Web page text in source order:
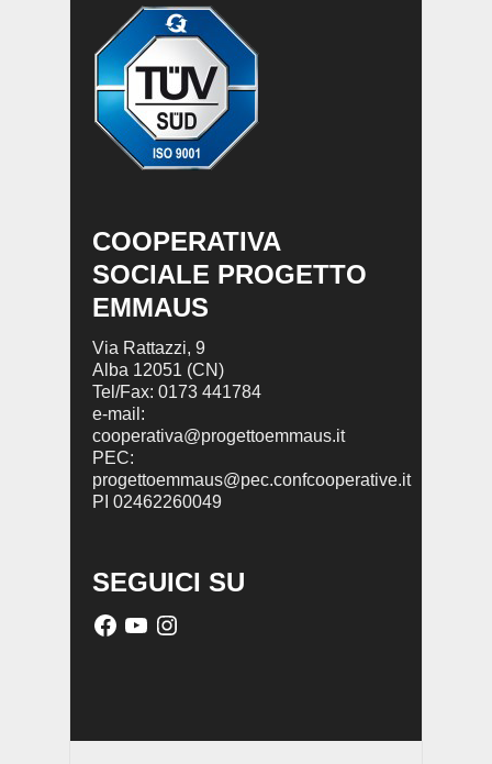
COOPERATIVA
SOCIALE PROGETTO
EMMAUS
Via Rattazzi, 9
Alba 12051 (CN)
Tel/Fax: 0173 441784
e-mail:
cooperativa@progettoemmaus.it
PEC:
progettoemmaus@pec.confcooperative.it
PI 02462260049
SEGUICI SU